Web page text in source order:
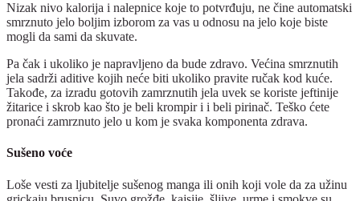
Nizak nivo kalorija i nalepnice koje to potvrđuju, ne čine automatski
smrznuto jelo boljim izborom za vas u odnosu na jelo koje biste
mogli da sami da skuvate.
Pa čak i ukoliko je napravljeno da bude zdravo. Većina smrznutih
jela sadrži aditive kojih neće biti ukoliko pravite ručak kod kuće.
Takođe, za izradu gotovih zamrznutih jela uvek se koriste jeftinije
žitarice i skrob kao što je beli krompir i i beli pirinač. Teško ćete
pronaći zamrznuto jelo u kom je svaka komponenta zdrava.
Sušeno voće
Loše vesti za ljubitelje sušenog manga ili onih koji vole da za užinu